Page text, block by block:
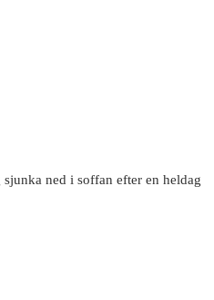
ned i soffan efter en heldag